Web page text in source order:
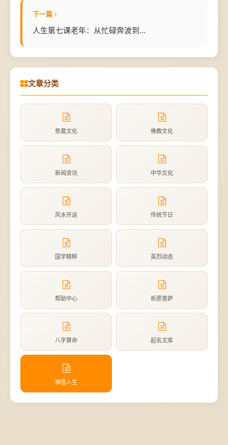
下一篇
人生第七课老年：从忙碌奔波到...
文章分类
祭奠文化 佛教文化
新闻资讯 中华文化
风水开运 传统节日
国学精粹 英烈动态
帮助中心 祈愿菩萨
八字算命 起名文库
禅悟人生